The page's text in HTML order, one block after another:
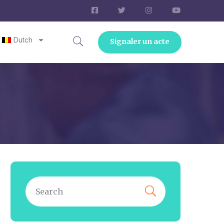
Dutch Signaler un acte